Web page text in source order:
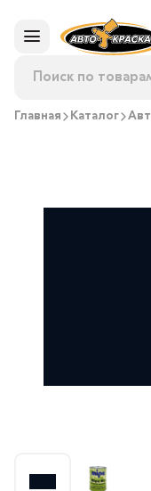
Главная Каталог